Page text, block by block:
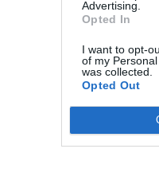
Advertising.
Opted In
I want to opt-
of my
was collected.
Opted Out